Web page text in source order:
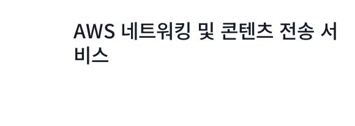
AWS 네트워킹 및 콘텐츠 전송 서
비스